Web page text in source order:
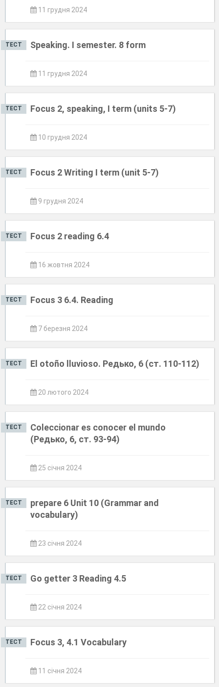
11 грудня 2024
ТЕСТ Speaking. I semester. 8 form
11 грудня 2024
ТЕСТ Focus 2, speaking, I term (units 5-7)
10 грудня 2024
ТЕСТ Focus 2 Writing I term (unit 5-7)
9 грудня 2024
ТЕСТ Focus 2 reading 6.4
16 жовтня 2024
ТЕСТ Focus 3 6.4. Reading
7 березня 2024
ТЕСТ El otoño lluvioso. Редько, 6 (ст. 110-112)
20 лютого 2024
ТЕСТ
Coleccionar es conocer el mundo
(Редько, 6, ст. 93-94)
25 січня 2024
ТЕСТ
prepare 6 Unit 10 (Grammar and
vocabulary)
23 січня 2024
ТЕСТ Go getter 3 Reading 4.5
22 січня 2024
ТЕСТ Focus 3, 4.1 Vocabulary
11 січня 2024